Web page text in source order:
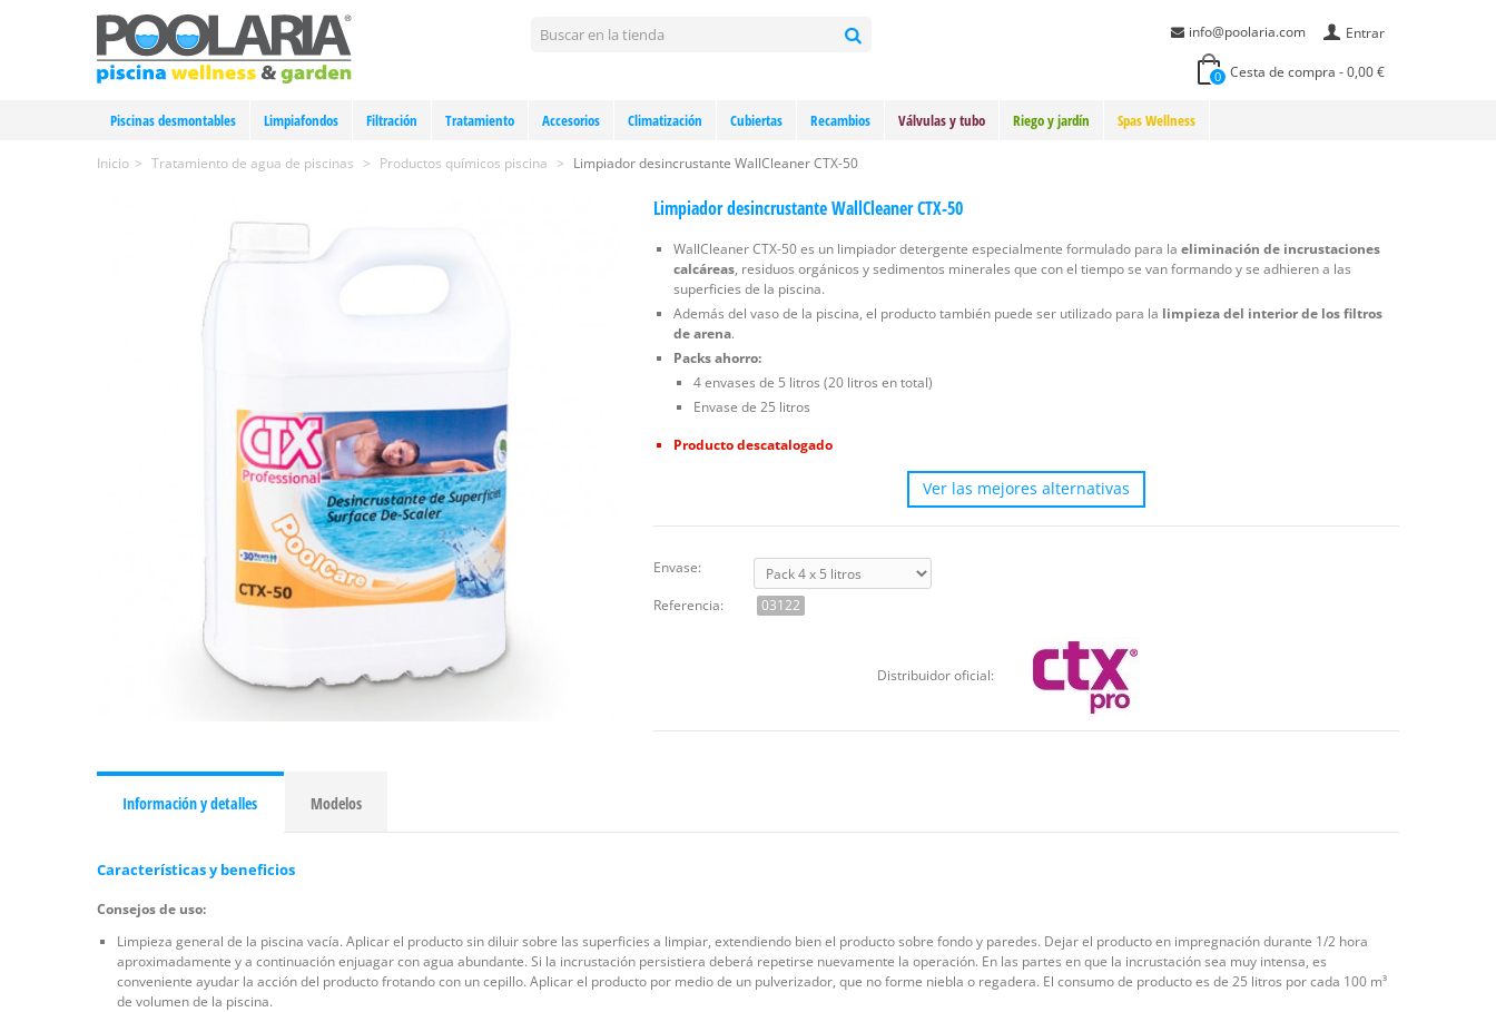
Entrar
info@poolaria.com
0 Cesta de compra -0,00 €
Piscinas desmontables Limpiafondos Filtración Tratamiento Accesorios Climatización Cubiertas Recambios Válvulas y tubo Riego y jardín Spas Wellness
Inicio > Tratamiento de agua de piscinas > Productos químicos piscina > Limpiador desincrustante WallCleaner CTX-50
Limpiador desincrustante WallCleaner CTX-50
WallCleaner CTX-50 es un limpiador detergente especialmente formulado para la eliminación de incrustaciones
calcáreas, residuos orgánicos y sedimentos minerales que con el tiempo se van formando y se adhieren a las
superficies de la piscina.
Además del vaso de la piscina, el producto también puede ser utilizado para la limpieza del interior de los filtros
de arena.
Packs ahorro:
4 envases de 5 litros (20 litros en total)
Envase de 25 litros
Producto descatalogado
Ver las mejores alternativas
Envase:
Referencia:
03122
Distribuidor oficial:
Información y detalles Modelos
Características y beneficios
Consejos de uso:
Limpieza general de la piscina vacía. Aplicar el producto sin diluir sobre las superficies a limpiar, extendiendo bien el producto sobre fondo y paredes. Dejar el producto en impregnación durante 1/2 hora
aproximadamente y a continuación enjuagar con agua abundante. Si la incrustación persistiera deberá repetirse nuevamente la operación. En las partes en que la incrustación sea muy intensa, es
conveniente ayudar la acción del producto frotando con un cepillo. Aplicar el producto por medio de un pulverizador, que no forme niebla o regadera. El consumo de producto es de 25 litros por cada 100 m³
de volumen de la piscina.